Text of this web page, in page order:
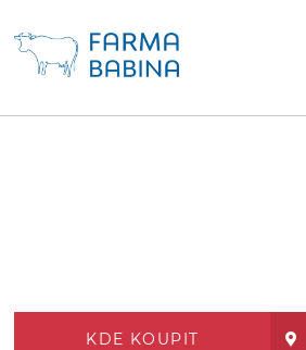
KDE KOUPIT